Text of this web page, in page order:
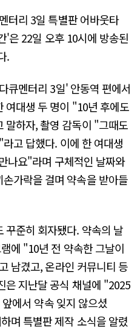
터리 3일 특별판 어바웃타
'은 22일 오후 10시에 방송된
.
큐멘터리 3일' 안동역 편에서
여대생 두 명이 "10년 후에도
말하자, 촬영 감독이 "그때도
고 답했다. 이에 한 여대생
나요"라며 구체적인 날짜와
가락을 걸며 약속을 받아들
꾸준히 회자됐다. 약속의 날
에 "10년 전 약속한 그날이
남겼고, 온라인 커뮤니티 등
은 지난달 공식 채널에 "2025
에서 약속 잊지 않으셨
며 특별판 제작 소식을 알렸